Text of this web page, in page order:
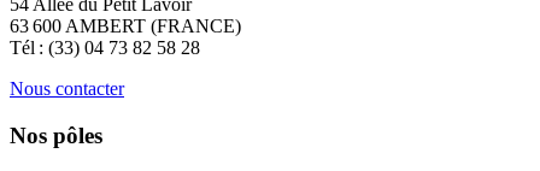
54 Allée du Petit Lavoir
63 600 AMBERT (FRANCE)
Tél : (33) 04 73 82 58 28
Nous contacter
Nos pôles